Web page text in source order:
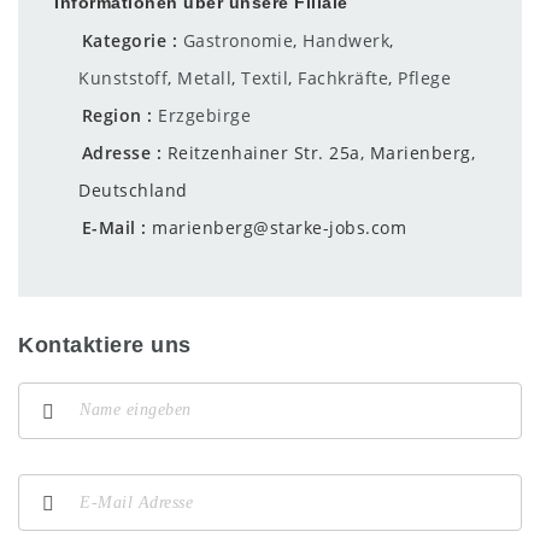
Kategorie Gastronomie, Handwerk,
Kunststoff, Metall, Textil, Fachkräfte, Pflege
Region
Erzgebirge
Adresse
Reitzenhainer Str. 25a, Marienberg,
Deutschland
E-Mail
marienberg@starke-jobs.com
Kontaktiere uns